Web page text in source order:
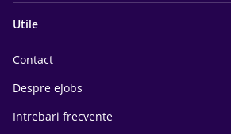
Utile
Contact
Despre eJobs
Intrebari frecvente